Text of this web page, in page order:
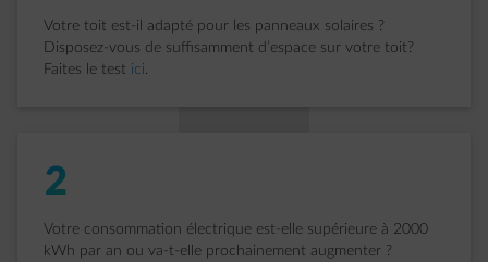
Votre toit est-il adapté pour les panneaux solaires ?
Disposez-vous de suffisamment d’espace sur votre toit?
Faites le test ici.
2
Votre consommation électrique est-elle supérieure à 2000
kWh par an ou va-t-elle prochainement augmenter ?